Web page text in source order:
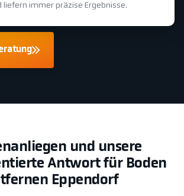
liefern immer präzise Ergebnisse.
und unsere
Antwort für Boden
Eppendorf